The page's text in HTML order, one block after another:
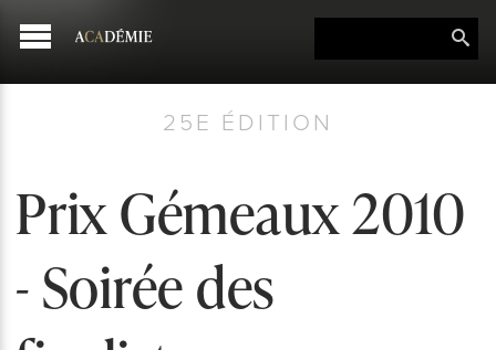
25E ÉDITION
Prix Gémeaux 2010
- Soirée des